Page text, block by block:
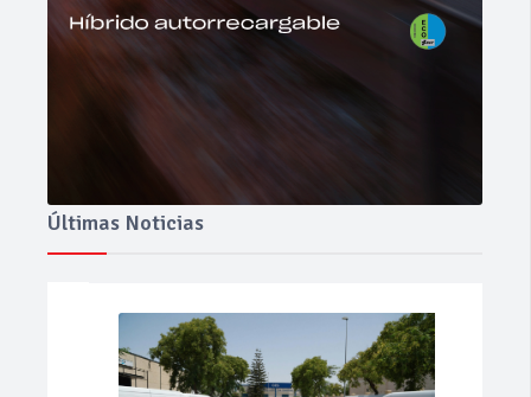
Últimas Noticias